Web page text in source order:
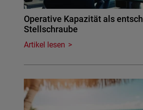
Operative Kapazität als
Stellschraube
Artikel lesen